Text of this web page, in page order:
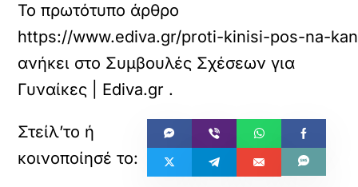
Το πρωτότυπο άρθρο
https://www.ediva.gr/proti-kinisi-pos-na-
ανήκει στο Συμβουλές Σχέσεων για
Γυναίκες | Ediva.gr .